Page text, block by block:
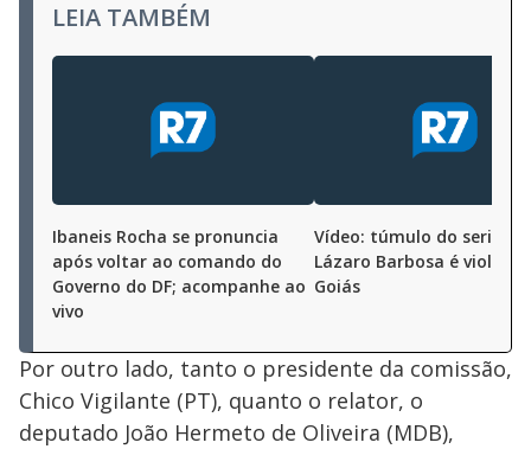
LEIA TAMBÉM
Ibaneis Rocha se pronuncia
após voltar ao comando do
Governo do DF; acompanhe ao
vivo
Vídeo: túmulo do serial
Lázaro Barbosa é violado
Goiás
Por outro lado, tanto o presidente da comissão,
Chico Vigilante (PT), quanto o relator, o
deputado João Hermeto de Oliveira (MDB),